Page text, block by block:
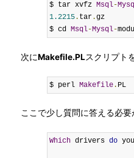
$ tar xvfz Msql-
1.2215. tar.gz
$ cd Msql-Mysql-
次にMakefile.PLスクリプト
$ perl Makefile. PL
ここで少し質問に答える必要
Which drivers do